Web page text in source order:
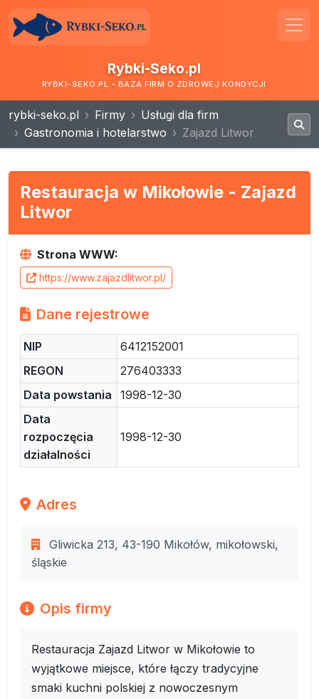
Rybki-Seko.pl
RYBKI-SEKO.PL - BAZA FIRM O ZDROWEJ KONDYCJI
rybki-seko.pl Firmy
Usługi dla firm
Gastronomia i hotelarstwo
Zajazd Litwor
Restauracja w Mikołowie - Zajazd
Litwor
Strona WWW:
https://www.zajazdlitwor.pl/
Dane rejestrowe
NIP
6412152001
REGON
276403333
Data powstania
1998-12-30
Data
rozpoczęcia
działalności
1998-12-30
Adres
Gliwicka 213, 43-190 Mikołów, mikołowski,
śląskie
Opis firmy
Restauracja Zajazd Litwor w Mikołowie to
wyjątkowe miejsce, które łączy tradycyjne
smaki kuchni polskiej z nowoczesnym